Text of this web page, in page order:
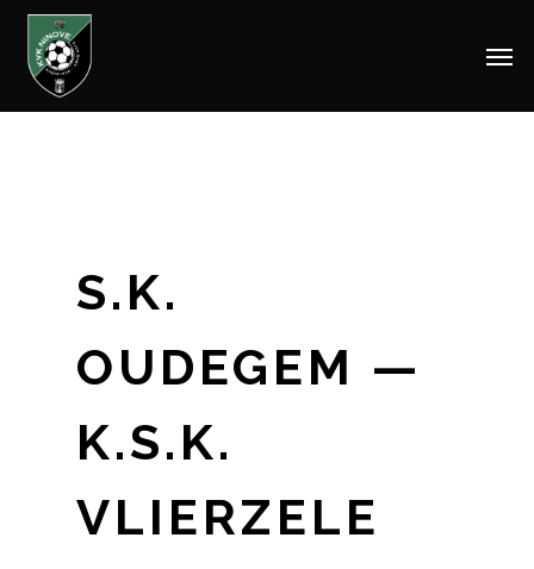
Skip
S.K.
OUDEGEM —
K.S.K.
VLIERZELE